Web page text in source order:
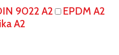
9022 A2
EPDM A2
A2